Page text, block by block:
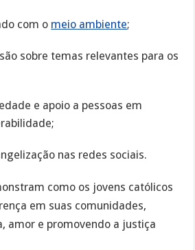
com o meio ambiente;
sobre temas relevantes para os
e apoio a pessoas em
nas redes sociais.
como os jovens católicos
em suas comunidades,
amor e promovendo a justiça